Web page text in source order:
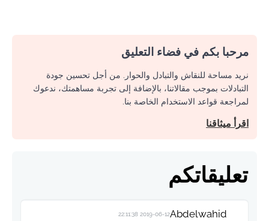
مرحبا بكم في فضاء التعليق
نريد مساحة للنقاش والتبادل والحوار. من أجل تحسين جودة
التبادلات بموجب مقالاتنا، بالإضافة إلى تجربة مساهمتك، ندعوك
لمراجعة قواعد الاستخدام الخاصة بنا.
اقرأ ميثاقنا
تعليقاتكم
Abdelwahid
2019-06-12 22:11:38